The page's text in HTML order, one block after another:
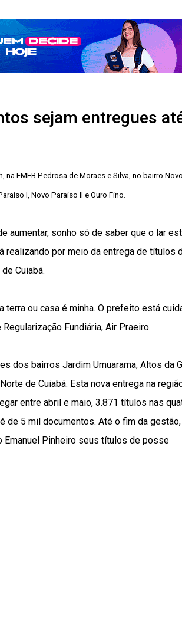
sejam entregues
EMEB Pedrosa de Moraes e Silva, no bairro Novo
I, Novo Paraíso II e Ouro Fino.
aumentar, sonho só de saber que o lar
realizando por meio da entrega de títulos
Cuiabá.
ou casa é minha. O prefeito está
Fundiária, Air Praeiro.
dos bairros Jardim Umuarama, Altos da
de Cuiabá. Esta nova entrega na
entre abril e maio, 3.871 títulos nas
de 5 mil documentos. Até o fim da
Pinheiro seus títulos de posse